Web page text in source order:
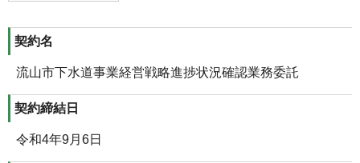
契約名
流山市下水道事業経営戦略進捗状況確認業務委託
契約締結日
令和4年9月6日